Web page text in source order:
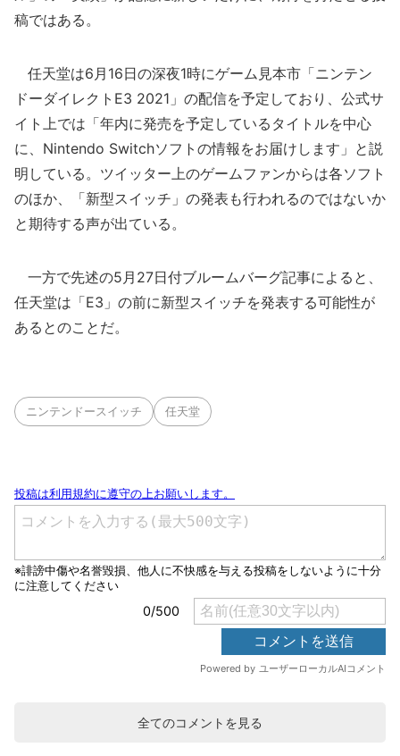
稿ではある。
任天堂は6月16日の深夜1時にゲーム見本市「ニンテン
ドーダイレクトE3 2021」の配信を予定しており、公式サ
イト上では「年内に発売を予定しているタイトルを中心
に、Nintendo Switchソフトの情報をお届けします」と説
明している。ツイッター上のゲームファンからは各ソフト
のほか、「新型スイッチ」の発表も行われるのではないか
と期待する声が出ている。
一方で先述の5月27日付ブルームバーグ記事によると、
任天堂は「E3」の前に新型スイッチを発表する可能性が
あるとのことだ。
ニンテンドースイッチ 任天堂
全てのコメントを見る